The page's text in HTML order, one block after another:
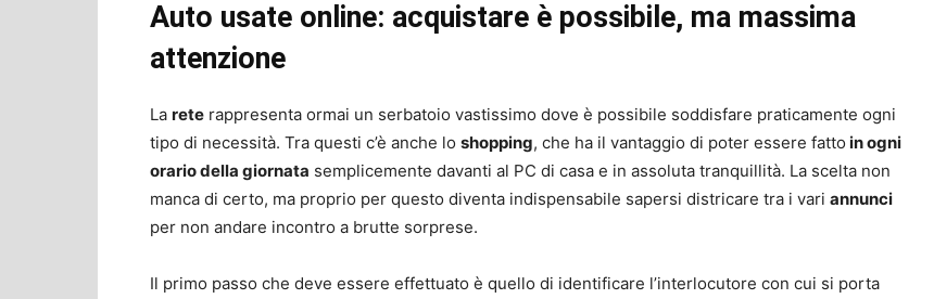
Auto usate online: acquistare è possibile, ma massima
attenzione
La rete rappresenta ormai un serbatoio vastissimo dove è possibile soddisfare praticamente ogni
tipo di necessità. Tra questi c’è anche lo shopping, che ha il vantaggio di poter essere fatto in ogni
orario della giornata semplicemente davanti al PC di casa e in assoluta tranquillità. La scelta non
manca di certo, ma proprio per questo diventa indispensabile sapersi districare tra i vari annunci
per non andare incontro a brutte sorprese.
Il primo passo che deve essere effettuato è quello di identificare l’interlocutore con cui si porta